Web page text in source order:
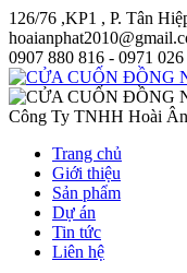
126/76 ,KP1 , P. Tân
0907 880 816 - 0971 026
Công Ty TNHH Hoài
Trang chủ
Giới thiệu
Sản phẩm
Dự án
Tin tức
Liên hệ